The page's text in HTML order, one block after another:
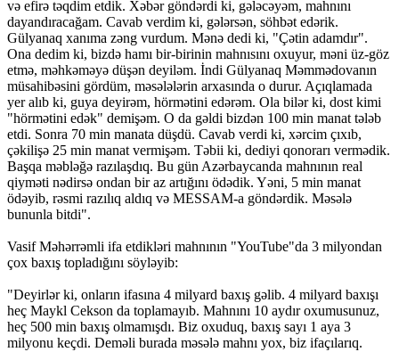
və efirə təqdim etdik. Xəbər göndərdi ki, gələcəyəm, mahnını
dayandıracağam. Cavab verdim ki, gələrsən, söhbət edərik.
Gülyanaq xanıma zəng vurdum. Mənə dedi ki, "Çətin adamdır".
Ona dedim ki, bizdə hamı bir-birinin mahnısını oxuyur, məni üz-göz
etmə, məhkəməyə düşən deyiləm. İndi Gülyanaq Məmmədovanın
müsahibəsini gördüm, məsələlərin arxasında o durur. Açıqlamada
yer alıb ki, guya deyirəm, hörmətini edərəm. Ola bilər ki, dost kimi
"hörmətini edək" demişəm. O da gəldi bizdən 100 min manat tələb
etdi. Sonra 70 min manata düşdü. Cavab verdi ki, xərcim çıxıb,
çəkilişə 25 min manat vermişəm. Təbii ki, dediyi qonorarı vermədik.
Başqa məbləğə razılaşdıq. Bu gün Azərbaycanda mahnının real
qiyməti nədirsə ondan bir az artığını ödədik. Yəni, 5 min manat
ödəyib, rəsmi razılıq aldıq və MESSAM-a göndərdik. Məsələ
bununla bitdi".
Vasif Məhərrəmli ifa etdikləri mahnının "YouTube"da 3 milyondan
çox baxış topladığını söyləyib:
"Deyirlər ki, onların ifasına 4 milyard baxış gəlib. 4 milyard baxışı
heç Maykl Cekson da toplamayıb. Mahnını 10 aydır oxumusunuz,
heç 500 min baxış olmamışdı. Biz oxuduq, baxış sayı 1 aya 3
milyonu keçdi. Deməli burada məsələ mahnı yox, biz ifaçılarıq.